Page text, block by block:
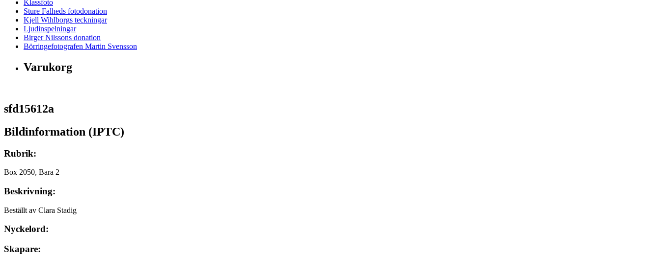
Klassfoto
Sture Falheds fotodonation
Kjell Wihlborgs teckningar
Ljudinspelningar
Birger Nilssons donation
Börringefotografen Martin Svensson
Varukorg
sfd15612a
Bildinformation (IPTC)
Rubrik:
Box 2050, Bara 2
Beskrivning:
Beställt av Clara Stadig
Nyckelord:
Skapare: